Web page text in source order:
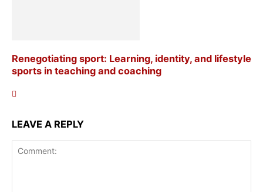
Renegotiating sport: Learning, identity, and lifestyle
sports in teaching and coaching
LEAVE A REPLY